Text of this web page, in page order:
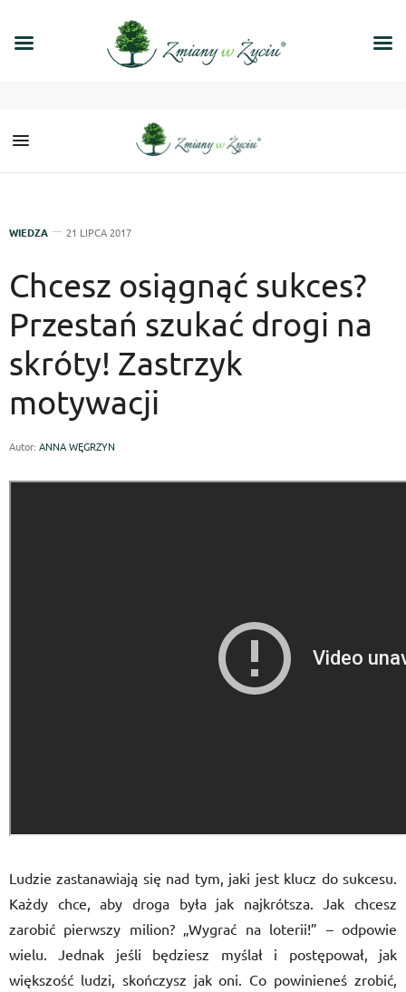
WIEDZA 21 LIPCA 2017
Chcesz osiągnąć sukces?
Przestań szukać drogi na
skróty! Zastrzyk
motywacji
Autor: ANNA WĘGRZYN
Ludzie zastanawiają się nad tym, jaki jest klucz do sukcesu.
Każdy chce, aby droga była jak najkrótsza. Jak chcesz
zarobić pierwszy milion? „Wygrać na loterii!” – odpowie
wielu. Jednak jeśli będziesz myślał i postępował, jak
większość ludzi, skończysz jak oni. Co powinieneś zrobić,